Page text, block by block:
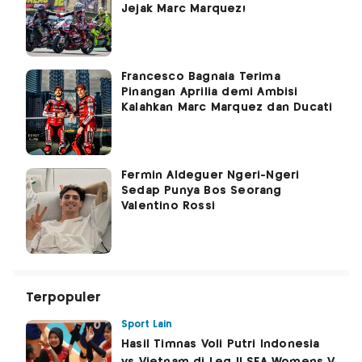
Jejak Marc Marquez!
Francesco Bagnaia Terima
Pinangan Aprilia demi Ambisi
Kalahkan Marc Marquez dan Ducati
Fermin Aldeguer Ngeri-Ngeri
Sedap Punya Bos Seorang
Valentino Rossi
Terpopuler
Sport Lain
Hasil Timnas Voli Putri Indonesia